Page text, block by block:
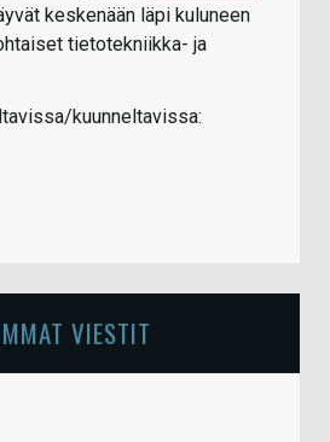
keskenään läpi kuluneen
tietotekniikka- ja
kuunneltavissa:
VIESTIT